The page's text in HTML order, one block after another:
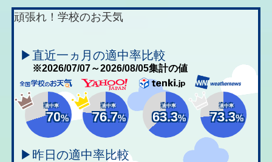
頑張れ！学校のお天気
▶直近一ヵ月の適中率比較
※2026/07/07～2026/08/05集計の値
適中率
70%
適中率
76.7%
適中率
63.3%
適中率
73.3%
▶昨日の適中率比較